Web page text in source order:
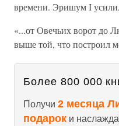
времени. Эришум I
«...от Овечьих ворот до
выше той, что построил
Более 800 000
Получи 2 месяца
подарок и